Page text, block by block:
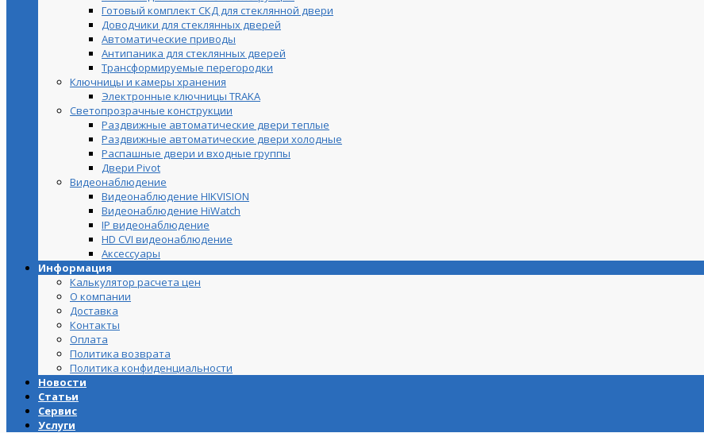
Готовый комплект СКД для стеклянной двери
Доводчики для стеклянных дверей
Автоматические приводы
Антипаника для стеклянных дверей
Трансформируемые перегородки
Ключницы и камеры хранения
Электронные ключницы TRAKA
Светопрозрачные конструкции
Раздвижные автоматические двери теплые
Раздвижные автоматические двери холодные
Распашные двери и входные группы
Двери Pivot
Видеонаблюдение
Видеонаблюдение HIKVISION
Видеонаблюдение HiWatch
IP видеонаблюдение
HD CVI видеонаблюдение
Аксессуары
Информация
Калькулятор расчета цен
О компании
Доставка
Контакты
Оплата
Политика возврата
Политика конфиденциальности
Новости
Статьи
Сервис
Услуги